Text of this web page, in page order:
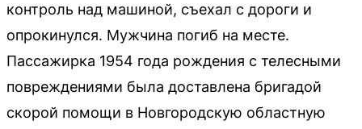
контроль над машиной, съехал с дороги и
опрокинулся. Мужчина погиб на месте.
Пассажирка 1954 года рождения с телесными
повреждениями была доставлена бригадой
скорой помощи в Новгородскую областную